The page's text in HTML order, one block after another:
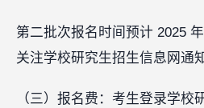
第二批次报名时间预计 2025
关注学校研究生招生信息网通知
（三）报名费：考生登录学校